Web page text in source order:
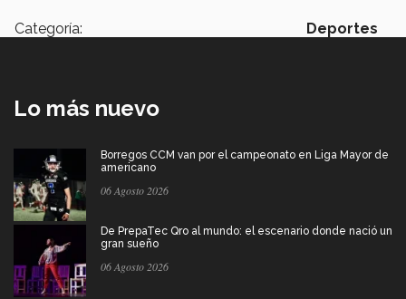
Categoría: Deportes
Lo más nuevo
Borregos CCM van por el campeonato en Liga Mayor de
americano
06 Agosto 2026
De PrepaTec Qro al mundo: el escenario donde nació un
gran sueño
06 Agosto 2026